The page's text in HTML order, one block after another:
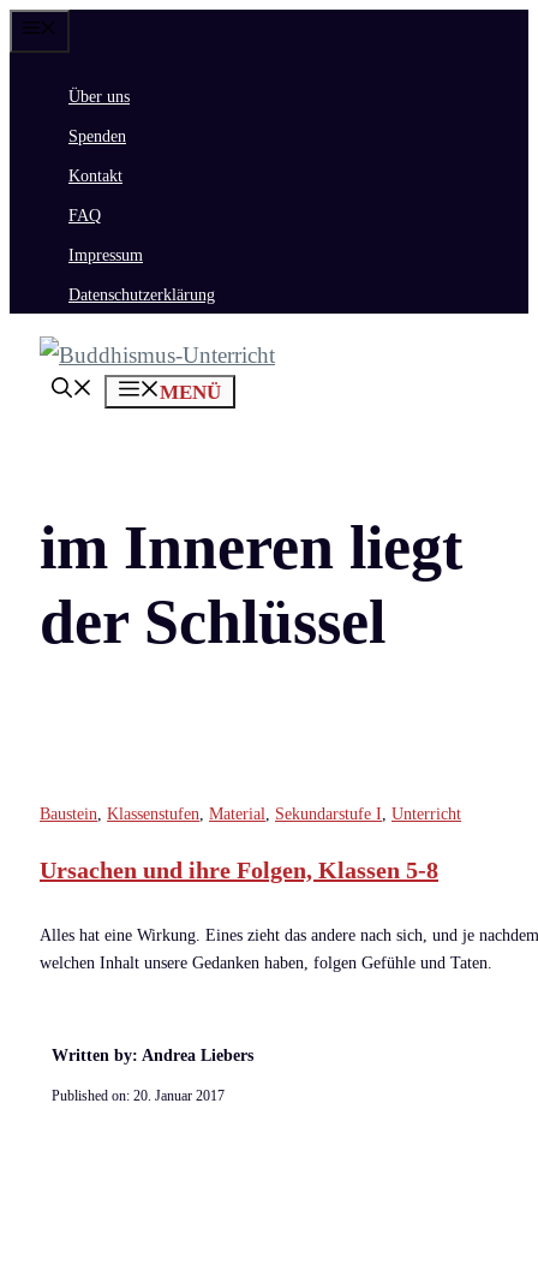
Zum
springenÜber uns
Spenden
Kontakt
FAQ
Impressum
Datenschutzerklärung
MENÜ
im Inneren liegt
der Schlüssel
Baustein Klassenstufen Material Sekundarstufe I Unterricht
Ursachen und ihre Folgen, Klassen 5-8
Alles hat eine Wirkung. Eines zieht das andere nach sich, und je
welchen Inhalt unsere Gedanken haben, folgen Gefühle und Taten.
Written by: Andrea Liebers
Published on: 20. Januar 2017